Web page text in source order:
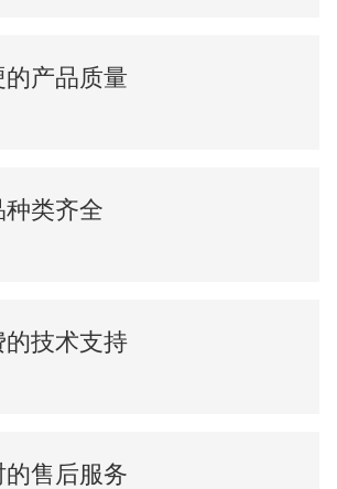
的产品质量
种类齐全
的技术支持
的售后服务